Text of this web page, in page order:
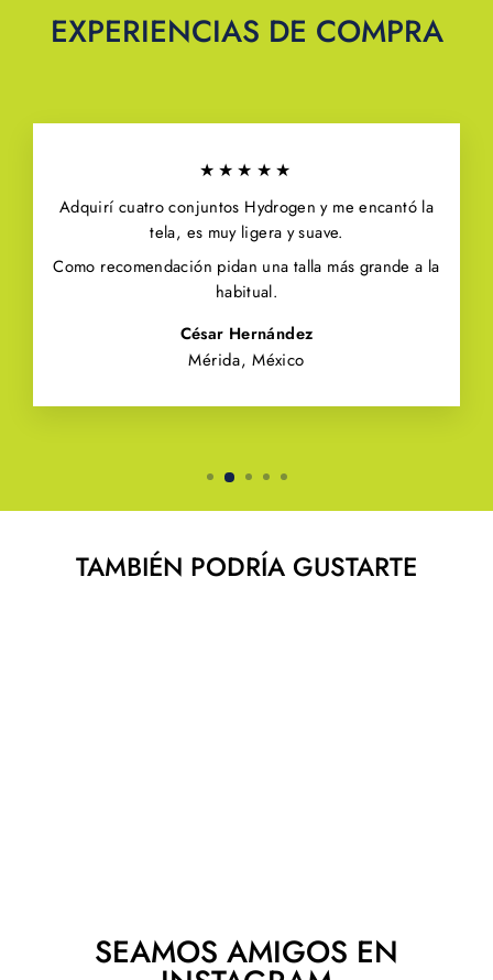
EXPERIENCIAS DE COMPRA
★★★★★
Adquirí cuatro conjuntos Hydrogen y me encantó la
tela, es muy ligera y suave.
Como recomendación pidan una talla más grande a la
habitual.
César Hernández
Mérida, México
TAMBIÉN PODRÍA GUSTARTE
SEAMOS AMIGOS EN